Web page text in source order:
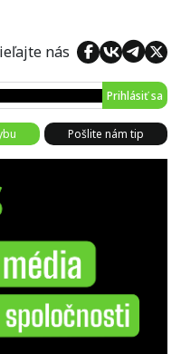
nás
Prihlásiť sa
Pošlite nám tip